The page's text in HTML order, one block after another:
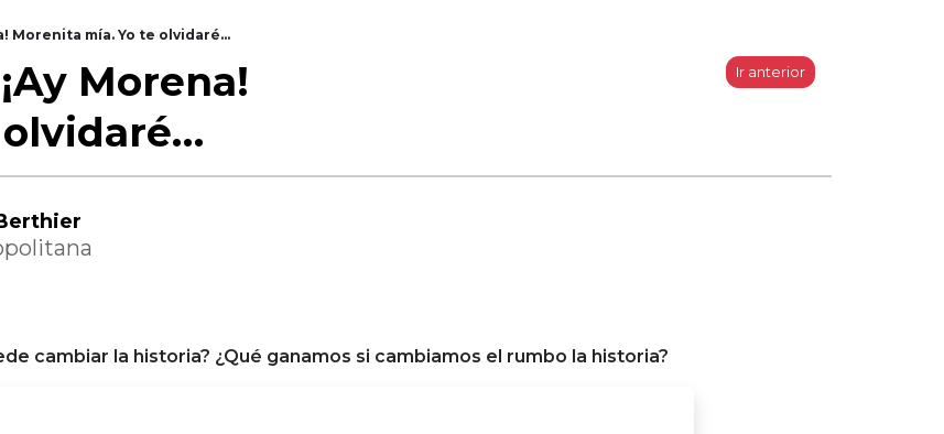
Morenita mía. Yo te olvidaré…
Morena!
olvidaré…
Ir anterior
cambiar la historia? ¿Qué ganamos si cambiamos el rumbo la historia?